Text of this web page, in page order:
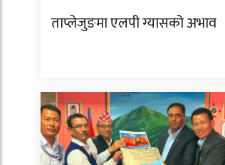
ताप्लेजुङमा एलपी ग्यासको अभाव